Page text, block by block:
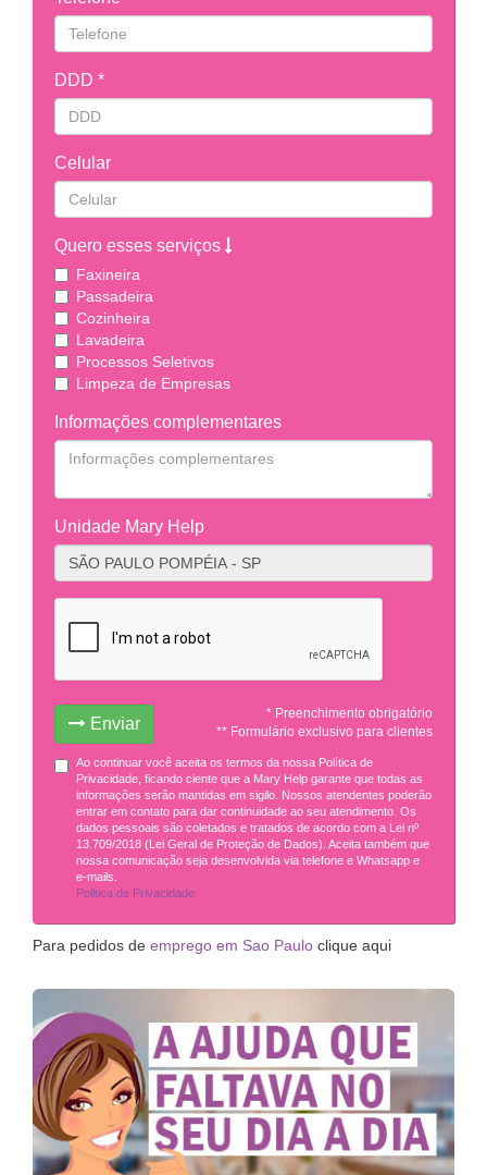
DDD *
Celular
Quero esses serviços
Faxineira
Passadeira
Cozinheira
Lavadeira
Processos Seletivos
Limpeza de Empresas
Informações complementares
Unidade Mary Help
Enviar
* Preenchimento obrigatório
** Formulário exclusivo para clientes
Ao continuar você aceita os termos da nossa Política de
Privacidade, ficando ciente que a Mary Help garante que todas as
informações serão mantidas em sigilo. Nossos atendentes poderão
entrar em contato para dar continuidade ao seu atendimento. Os
dados pessoais são coletados e tratados de acordo com a Lei nº
13.709/2018 (Lei Geral de Proteção de Dados). Aceita também que
nossa comunicação seja desenvolvida via telefone e Whatsapp e
e-mails.
Politica de Privacidade
Para pedidos de emprego em Sao Paulo clique aqui